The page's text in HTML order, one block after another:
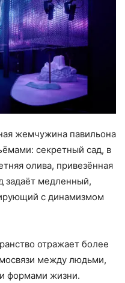
жемчужина павильона
секретный сад, в
олива, привезённая
задаёт медленный,
с динамизмом
отражает более
между людьми,
формами жизни.